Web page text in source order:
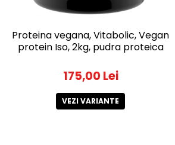
Proteina vegana, Vitabolic, Vegan
protein Iso, 2kg, pudra proteica
175,00 Lei
VEZI VARIANTE